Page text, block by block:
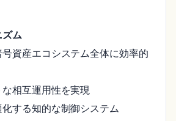
ズム
号資産エコシステム全体に効率的
相互運用性を実現
する知的な制御システム